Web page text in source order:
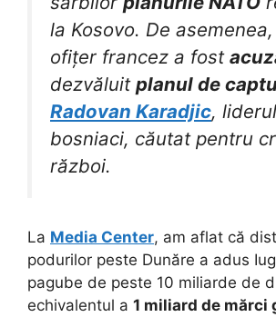
la Kosovo. De
ofițer francez a fost
dezvăluit planul de
Radovan Karadjic,
bosniaci, căutat pentru
război.
La Media Center, am aflat că
podurilor peste Dunăre a adus
pagube de peste 10 miliarde de
echivalentul a 1 miliard de mărci